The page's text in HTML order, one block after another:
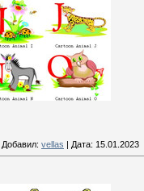
Добавил: vellas | Дата: 15.01.2023